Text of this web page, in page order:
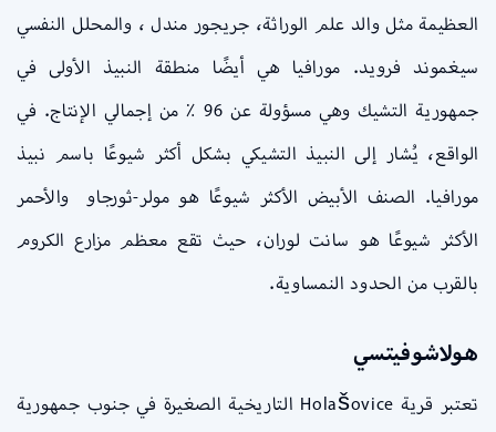
العظيمة مثل والد علم الوراثة، جريجور مندل ، والمحلل النفسي
سيغموند فرويد. مورافيا هي أيضًا منطقة النبيذ الأولى في
جمهورية التشيك وهي مسؤولة عن 96 ٪ من إجمالي الإنتاج. في
الواقع، يُشار إلى النبيذ التشيكي بشكل أكثر شيوعًا باسم نبيذ
مورافيا. الصنف الأبيض الأكثر شيوعًا هو مولر-ثورجاو والأحمر
الأكثر شيوعًا هو سانت لوران، حيث تقع معظم مزارع الكروم
بالقرب من الحدود النمساوية.
هولاشوفيتسي
تعتبر قرية Holašovice التاريخية الصغيرة في جنوب جمهورية